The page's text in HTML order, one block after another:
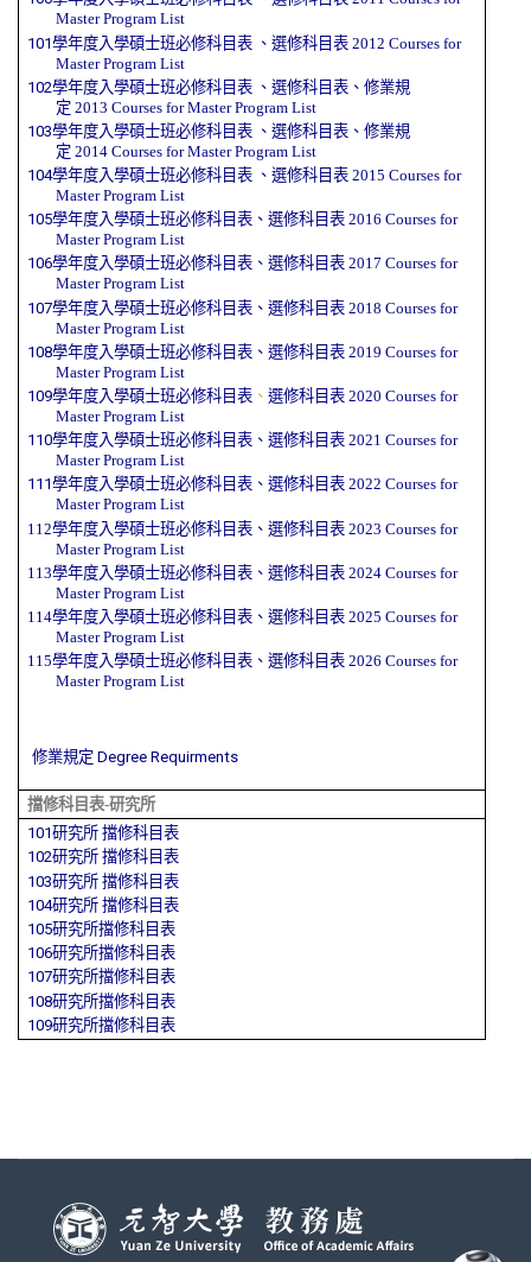
Master ProgramList
101學年度入學碩士班必修科目表 、選修科目表 2012Courses for
Master ProgramList
102學年度入學碩士班必修科目表 、選修科目表 、修業規
定 2013Courses for Master ProgramList
103學年度入學碩士班必修科目表 、選修科目表 、修業規
定 2014Courses for Master ProgramList
104學年度入學碩士班必修科目表 、選修科目表 2015Courses for
Master ProgramList
105學年度入學碩士班必修科目表 、選修科目表 2016Courses for
Master ProgramList
106學年度入學碩士班必修科目表 、選修科目表 2017Courses for
Master ProgramList
107學年度入學碩士班必修科目表 、選修科目表 2018Courses for
Master ProgramList
108學年度入學碩士班必修科目表 、選修科目表 2019Courses for
Master ProgramList
109學年度入學碩士班必修科目表 、選修科目表 2020Courses for
Master ProgramList
110學年度入學碩士班必修科目表 、選修科目表 2021Courses for
Master ProgramList
111學年度入學碩士班必修科目表 、選修科目表 2022Courses for
Master ProgramList
112學年度入學碩士班必修科目表 、選修科目表 2023Courses for
Master ProgramList
113學年度入學碩士班必修科目表 、選修科目表 2024Courses for
Master ProgramList
114學年度入學碩士班必修科目表 、選修科目表 2025Courses for
Master ProgramList
115學年度入學碩士班必修科目表 、選修科目表 2026Courses for
Master ProgramList
修業規定 Degree Requirments
擋修科目表-研究所
101研究所 擋修科目表
102研究所 擋修科目表
103研究所 擋修科目表
104研究所 擋修科目表
105研究所擋修科目表
106研究所擋修科目表
107研究所擋修科目表
108研究所擋修科目表
109研究所擋修科目表